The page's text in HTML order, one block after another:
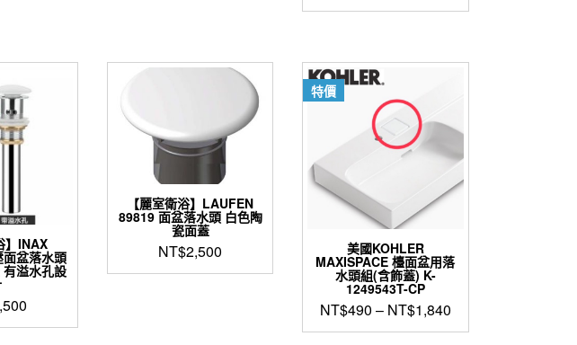
】INAX
盆落水頭
溢水孔設
【麗室衛浴】LAUFEN
89819 面盆落水頭 白色陶
瓷面蓋
NT$2,500
特價
美國KOHLER
MAXISPACE 檯面盆用落
水頭組(含飾蓋) K-
1249543T-CP
NT$490 – NT$1,840
此